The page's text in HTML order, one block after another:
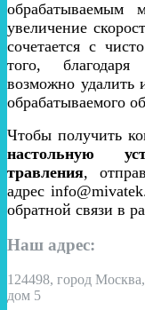
обрабатываемым
увеличение
сочетается с
того,
возможно удалить
обрабатываемого
Чтобы получить
настольную
травления,
адрес
обратной связи в
Наш адрес:
124498, город
дом 5